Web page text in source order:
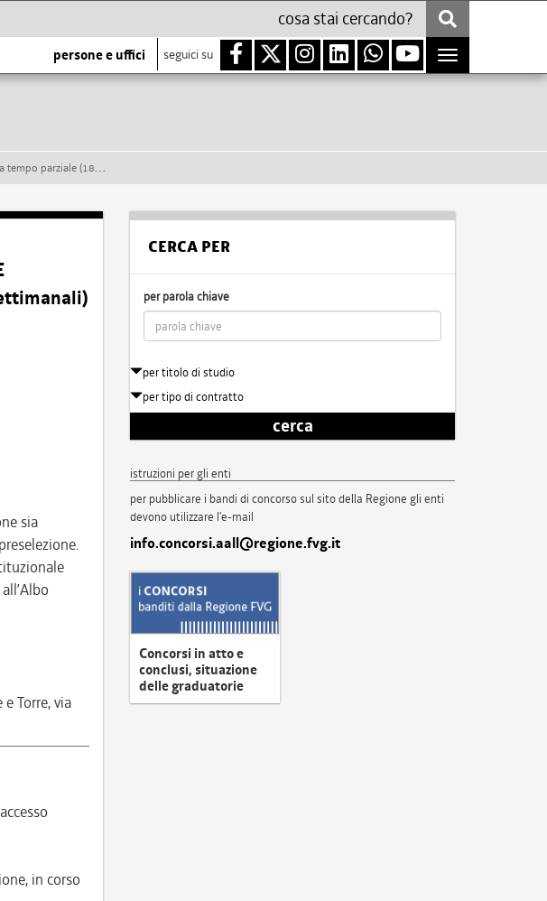
persone e uffici seguici su
Toggle
navigation
– formazione di una graduatoria
sia
Torre, via
in corso
CERCA PER
per parola chiave
per titolo di studio
per tipo di contratto
cerca
istruzioni per gli enti
per pubblicare i bandi di concorso sul sito della Regione gli enti
devono utilizzare l'e-mail
info.concorsi.aall@regione.fvg.it
Concorsi in atto e
conclusi, situazione
delle graduatorie